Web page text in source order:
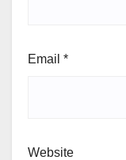
Email *
Website